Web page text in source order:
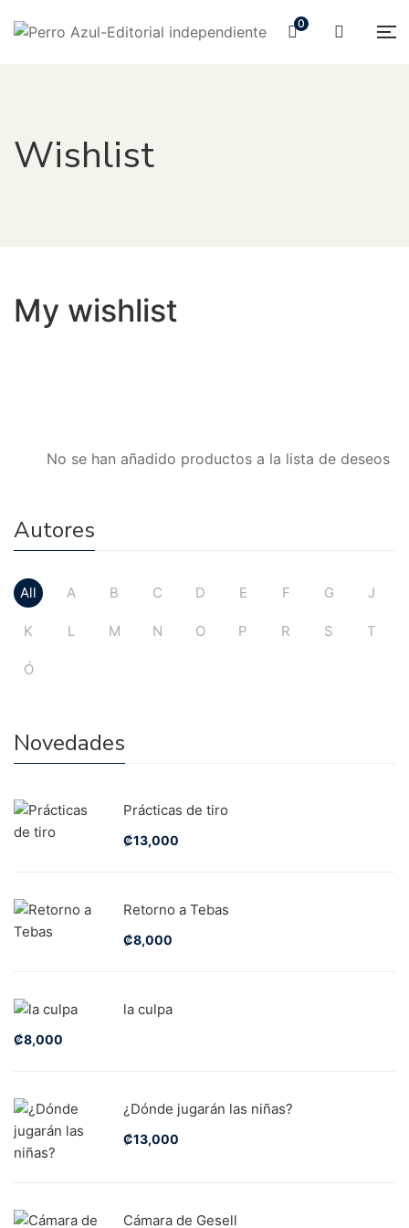
0
Wishlist
My wishlist
No se han añadido productos a la lista de deseos
Autores
All A B C D E F G J
K L M N O P R S T
Ó
Novedades
Prácticas de tiro
₡13,000
Retorno a Tebas
₡8,000
la culpa
₡8,000
¿Dónde jugarán las niñas?
₡13,000
Cámara de Gesell